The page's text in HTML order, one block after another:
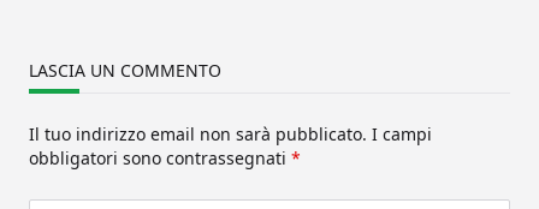
LASCIA UN COMMENTO
Il tuo indirizzo email non sarà pubblicato. I campi
obbligatori sono contrassegnati *